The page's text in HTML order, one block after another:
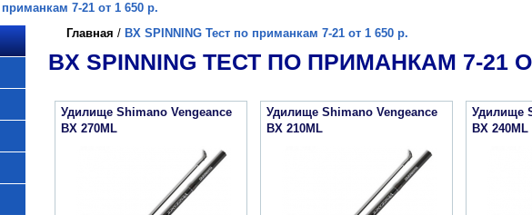
7-21 от 1 650 р.
Главная / BX SPINNING Тест по приманкам 7-21 от 1 650 р.
BX SPINNING ТЕСТ ПО ПРИМАНКАМ 7-21
Удилище Shimano Vengeance
BX 270ML
Удилище Shimano Vengeance
BX 210ML
Удилище
BX 240ML